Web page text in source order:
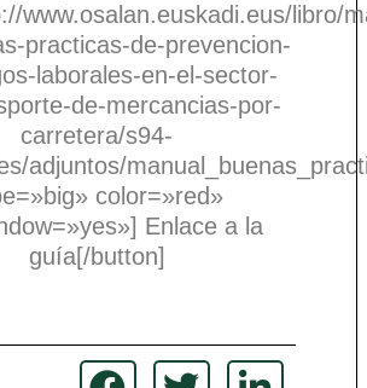
www.osalan.euskadi.eus/libro/
practicas-de-prevencion-
laborales-en-el-sector-
de-mercancias-por-
carretera/s94-
adjuntos/
color=»red»
Enlace a la
guía[/button]